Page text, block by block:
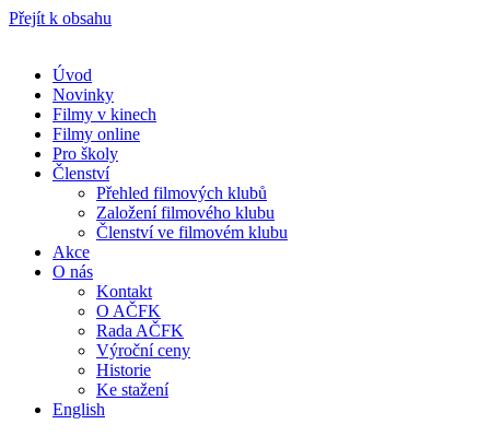
Přejít k obsahu
Úvod
Novinky
Filmy v kinech
Filmy online
Pro školy
Členství
Přehled filmových klubů
Založení filmového klubu
Členství ve filmovém klubu
Akce
O nás
Kontakt
O AČFK
Rada AČFK
Výroční ceny
Historie
Ke stažení
English